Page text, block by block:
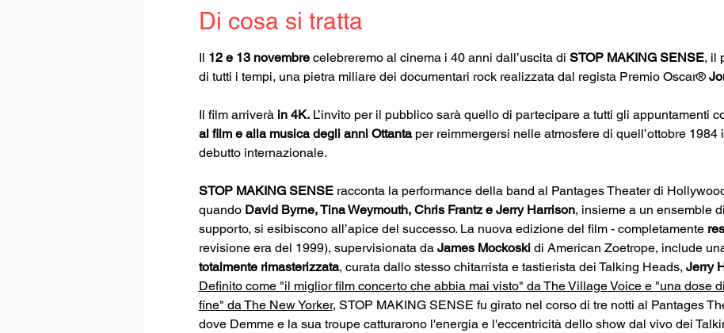
Di cosa si tratta
Il 12 e 13 novembre celebreremo al cinema i 40 anni dall’uscita di STOP MAKING SENSE, il
di tutti i tempi, una pietra miliare dei documentari rock realizzata dal regista Premio Oscar®
Il film arriverà in 4K. L’invito per il pubblico sarà quello di partecipare a tutti gli appuntamenti
al film e alla musica degli anni Ottanta per reimmergersi nelle atmosfere di quell’ottobre 1984
debutto internazionale.
STOP MAKING SENSE racconta la performance della band al Pantages Theater di
quando David Byrne, Tina Weymouth, Chris Frantz e Jerry Harrison, insieme a un ensemble
supporto, si esibiscono all’apice del successo. La nuova edizione del film - completamente
revisione era del 1999), supervisionata da James Mockoski di American Zoetrope, include
totalmente rimasterizzata, curata dallo stesso chitarrista e tastierista dei Talking Heads, Jerry
Definito come "il miglior film concerto che abbia mai visto" da The Village Voice e "una dose
fine" da The New Yorker, STOP MAKING SENSE fu girato nel corso di tre notti al Pantages
dove Demme e la sua troupe catturarono l'energia e l'eccentricità dello show dal vivo dei